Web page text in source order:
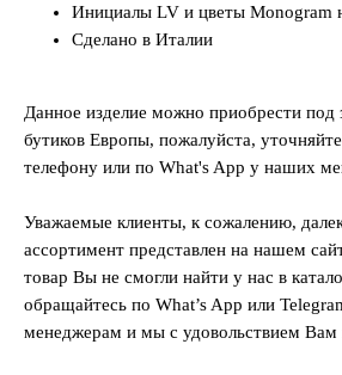
Инициалы LV и цветы Monogram
Сделано в Италии
Данное изделие можно приобрести под
бутиков Европы, пожалуйста,
телефону или по What's App у наших
Уважаемые клиенты, к сожалению,
ассортимент представлен на нашем
товар Вы не смогли найти у нас в
обращайтесь по What’s App или
менеджерам и мы с удовольствием